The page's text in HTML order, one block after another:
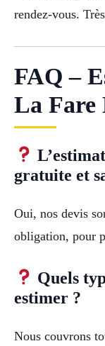
rendez-vous.
FAQ –
La Fare
gratuite et
Oui, nos devis
obligation, pour
Quels
estimer ?
Nous couvrons